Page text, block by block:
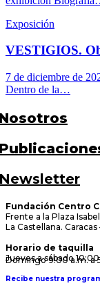
Exposición
VESTIGIOS.
7 de diciembre de
Dentro de la…
Fundación Centro
Frente a la Plaza
La Castellana.
Horario de taquilla
Jueves a sábado
Domingo 9:00 a.m. a
Recibe nuestra